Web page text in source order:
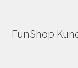
FunShop